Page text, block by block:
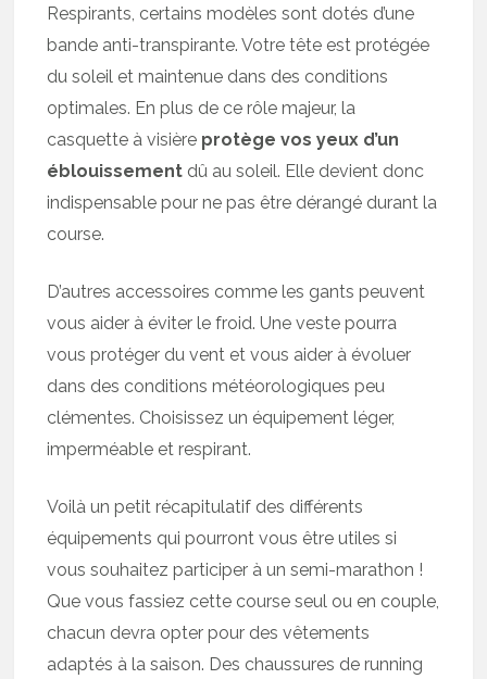
Respirants, certains modèles sont dotés d’une
bande anti-transpirante. Votre tête est protégée
du soleil et maintenue dans des conditions
optimales. En plus de ce rôle majeur, la
casquette à visière protège vos yeux d’un
éblouissement dû au soleil. Elle devient donc
indispensable pour ne pas être dérangé durant la
course.
D’autres accessoires comme les gants peuvent
vous aider à éviter le froid. Une veste pourra
vous protéger du vent et vous aider à évoluer
dans des conditions météorologiques peu
clémentes. Choisissez un équipement léger,
imperméable et respirant.
Voilà un petit récapitulatif des différents
équipements qui pourront vous être utiles si
vous souhaitez participer à un semi-marathon !
Que vous fassiez cette course seul ou en couple,
chacun devra opter pour des vêtements
adaptés à la saison. Des chaussures de running